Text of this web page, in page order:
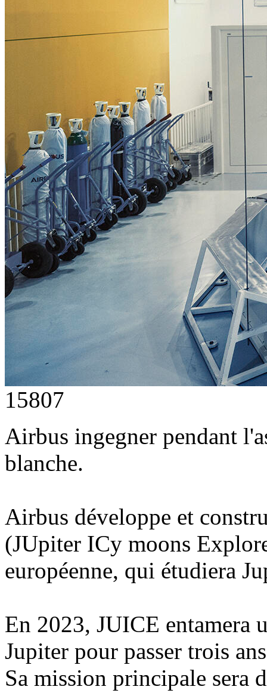
15807
Airbus ingegner pendant
blanche.
Airbus développe et
(JUpiter ICy moons
européenne, qui étudiera
En 2023, JUICE entamera
Jupiter pour passer trois
Sa mission principale sera